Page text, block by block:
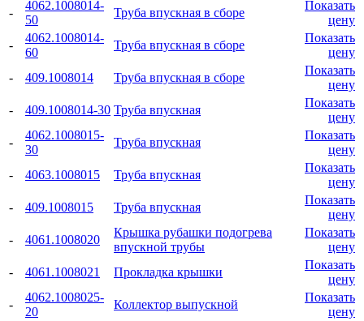
-
4062.1008014-
50
Труба впускная в сборе
Показать
цену
-
4062.1008014-
60
Труба впускная в сборе
Показать
цену
-
409.1008014 Труба впускная в сборе
Показать
цену
-
409.1008014-30 Труба впускная
Показать
цену
-
4062.1008015-
30
Труба впускная
Показать
цену
-
4063.1008015 Труба впускная
Показать
цену
-
409.1008015 Труба впускная
Показать
цену
-
4061.1008020
Крышка рубашки подогрева
впускной трубы
Показать
цену
-
4061.1008021 Прокладка крышки
Показать
цену
-
4062.1008025-
20
Коллектор выпускной
Показать
цену